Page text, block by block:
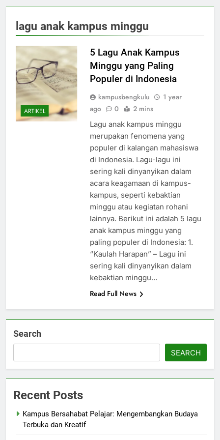
lagu anak kampus minggu
ARTIKEL
5 Lagu Anak Kampus
Minggu yang Paling
Populer di Indonesia
kampusbengkulu
1 year
ago
0 2 mins
Lagu anak kampus minggu
merupakan fenomena yang
populer di kalangan mahasiswa
di Indonesia. Lagu-lagu ini
sering kali dinyanyikan dalam
acara keagamaan di kampus-
kampus, seperti kebaktian
minggu atau kegiatan rohani
lainnya. Berikut ini adalah 5 lagu
anak kampus minggu yang
paling populer di Indonesia: 1.
“Kaulah Harapan” – Lagu ini
sering kali dinyanyikan dalam
kebaktian minggu…
Read Full News
Search
SEARCH
Recent Posts
Kampus Bersahabat Pelajar: Mengembangkan Budaya
Terbuka dan Kreatif